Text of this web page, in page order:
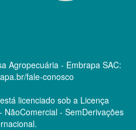
Agropecuária - Embrapa SAC:
fale-conosco
licenciado sob a Licença
- SemDerivações